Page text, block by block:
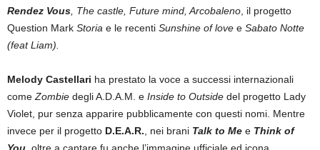
Rendez Vous , The castle, Future mind, Arcobaleno , il progetto
Question Mark Storia e le recenti Sunshine of love e Sabato Notte
(feat Liam).
Melody Castellari ha prestato la voce a successi internazionali
come Zombie degli A.D.A.M. e Inside to Outside del progetto Lady
Violet, pur senza apparire pubblicamente con questi nomi. Mentre
invece per il progetto D.E.A.R. , nei brani Talk to Me e Think of
You , oltre a cantare fu anche l’immagine ufficiale ed icona.